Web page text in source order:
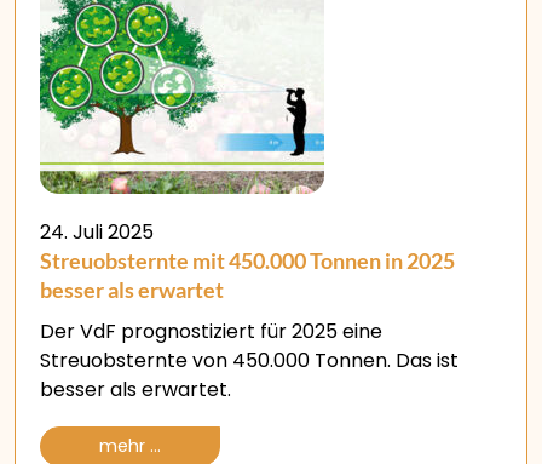
24. Juli 2025
Streuobsternte mit 450.000 Tonnen in 2025
besser als erwartet
Der VdF prognostiziert für 2025 eine
Streuobsternte von 450.000 Tonnen. Das ist
besser als erwartet.
mehr ...